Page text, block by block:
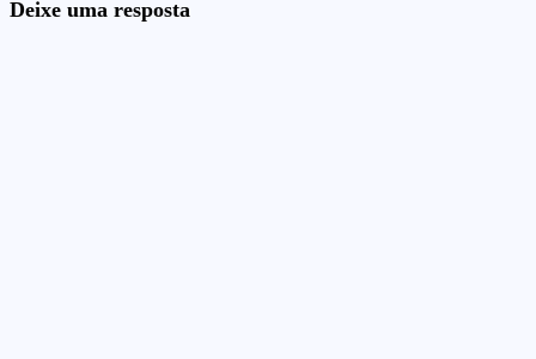
Deixe uma resposta